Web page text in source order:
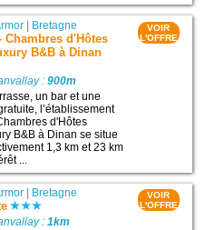
Bretagne
Chambres d'Hôtes
B&B à Dinan
:900m
un bar et une
l’établissement
d'Hôtes
B&B à Dinan se situe
1,3 km et 23 km
...
VOIR
L'OFFRE
Bretagne
:1km
VOIR
L'OFFRE